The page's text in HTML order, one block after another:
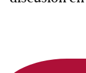
Primary
Sidebar